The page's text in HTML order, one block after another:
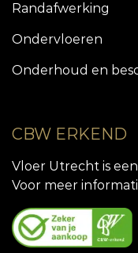
Randafwerking
Ondervloeren
Onderhoud en
CBW ERKEND
Vloer Utrecht is
Voor meer